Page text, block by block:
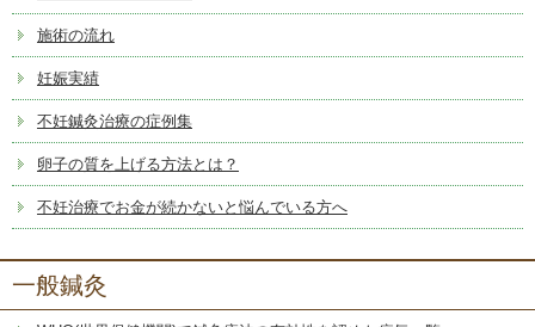
施術の流れ
妊娠実績
不妊鍼灸治療の症例集
卵子の質を上げる方法とは？
不妊治療でお金が続かないと悩んでいる方へ
一般鍼灸